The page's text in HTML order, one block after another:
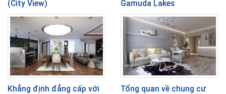
(City View)
Gamuda Lakes
Khẳng định đẳng cấp với
Tổng quan về chung cư